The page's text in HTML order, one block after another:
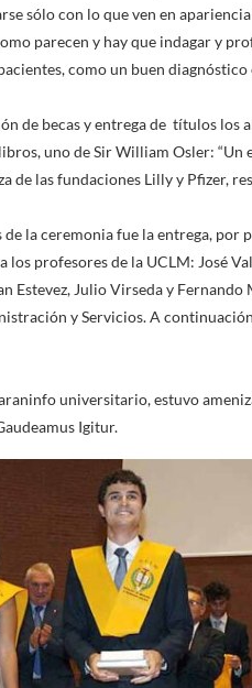
sólo con lo que ven en
parecen y hay que indagar y
como un buen diagnóstico
de becas y entrega de títulos los
uno de Sir William Osler: “Un
de las fundaciones Lilly y Pfizer,
la ceremonia fue la entrega, por
profesores de la UCLM: José
Estevez, Julio Virseda y
y Servicios. A
universitario, estuvo
Igitur.